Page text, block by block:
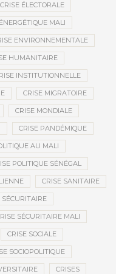
CRISE ÉLECTORALE
MALI
ENVIRONNEMENTALE
HUMANITAIRE
INSTITUTIONNELLE
CRISE MIGRATOIRE
CRISE MONDIALE
CRISE PANDÉMIQUE
AU MALI
POLITIQUE SÉNÉGAL
CRISE SANITAIRE
SÉCURITAIRE
SÉCURITAIRE MALI
CRISE SOCIALE
SOCIOPOLITIQUE
CRISES